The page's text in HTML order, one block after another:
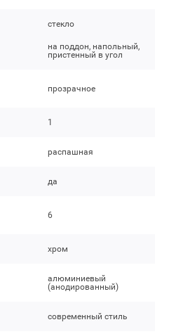
стекло
на поддон, напольный,
пристенный в угол
прозрачное
1
распашная
да
6
хром
алюминиевый
(анодированный)
современный стиль